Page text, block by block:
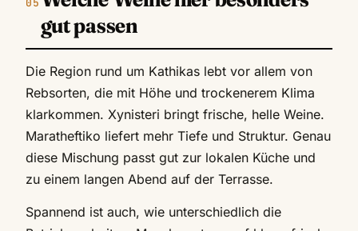
gut passen
Die Region rund um Kathikas lebt vor allem von
Rebsorten, die mit Höhe und trockenerem Klima
klarkommen. Xynisteri bringt frische, helle Weine.
Maratheftiko liefert mehr Tiefe und Struktur. Genau
diese Mischung passt gut zur lokalen Küche und
zu einem langen Abend auf der Terrasse.
Spannend ist auch, wie unterschiedlich die